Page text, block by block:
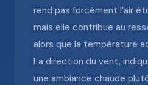
rend pas forcément l’air
mais elle contribue au
alors que la température
La direction du vent,
une ambiance chaude